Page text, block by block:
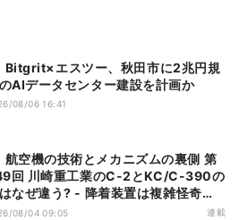
AIデータセンター建設を計画か
08/06 16:41
回 川崎重工業のC-2とKC/C-390の
なぜ違う? - 降着装置は複雑怪奇
軍用輸送機(10)
08/04 09:05 連載